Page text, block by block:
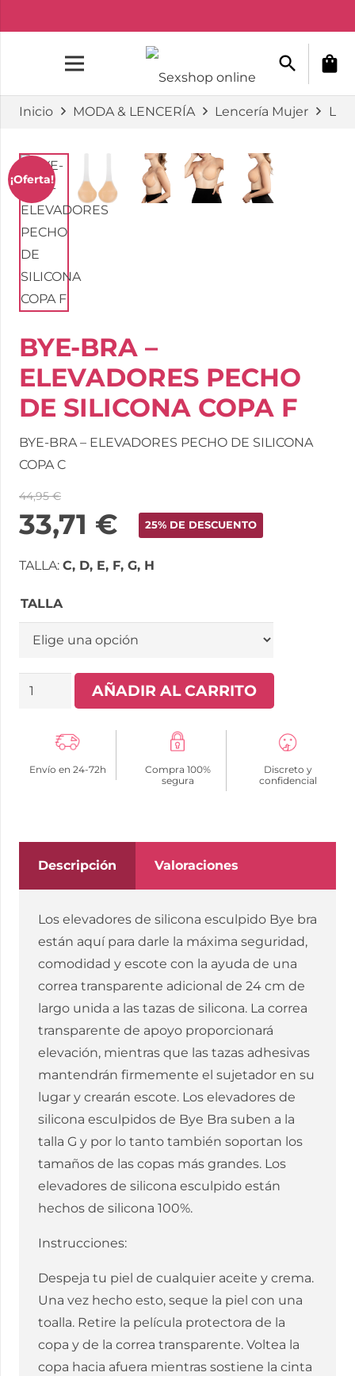
search shopping_bag
Inicio MODA & LENCERÍA Lencería Mujer
¡Oferta!
BYE-BRA –
ELEVADORES PECHO
DE SILICONA COPA F
BYE-BRA – ELEVADORES PECHO DE SILICONA
COPA C
44,95€
33,71 € 25% DE DESCUENTO
TALLA: C, D, E, F, G, H
TALLA
BYE-
ELEVADORES
PECHO
COPA
AÑADIR AL CARRITO
Envío en 24-72h
Compra 100%
segura
Discreto y
confidencial
Descripción Valoraciones
Los elevadores de silicona esculpido Bye bra
están aquí para darle la máxima seguridad,
comodidad y escote con la ayuda de una
correa transparente adicional de 24 cm de
largo unida a las tazas de silicona. La correa
transparente de apoyo proporcionará
elevación, mientras que las tazas adhesivas
mantendrán firmemente el sujetador en su
lugar y crearán escote. Los elevadores de
silicona esculpidos de Bye Bra suben a la
talla G y por lo tanto también soportan los
tamaños de las copas más grandes. Los
elevadores de silicona esculpido están
hechos de silicona 100%.
Instrucciones:
Despeja tu piel de cualquier aceite y crema.
Una vez hecho esto, seque la piel con una
toalla. Retire la película protectora de la
copa y de la correa transparente. Voltea la
copa hacia afuera mientras sostiene la cinta